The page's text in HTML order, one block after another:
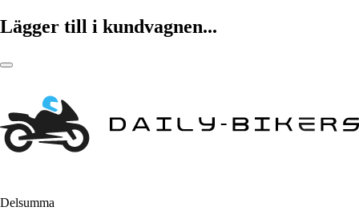
Lägger till i kundvagnen...
Delsumma